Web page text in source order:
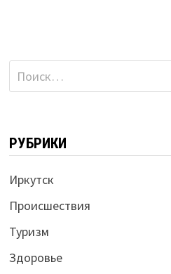
Найти:
РУБРИКИ
Иркутск
Происшествия
Туризм
Здоровье